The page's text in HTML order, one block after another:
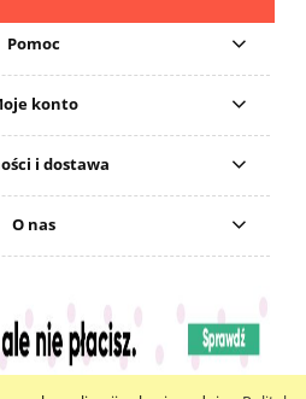
Pomoc
konto
i dostawa
O nas